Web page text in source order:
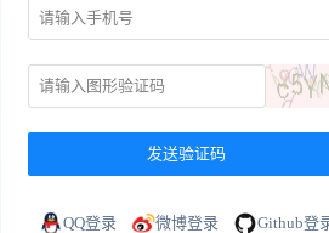
发送验证码
QQ登录 微博登录 Github登